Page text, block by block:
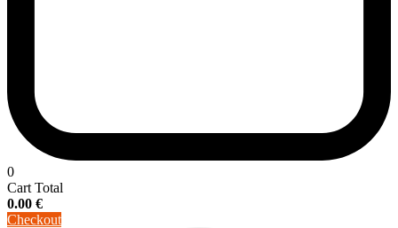
0
Cart Total
0.00 €
Checkout